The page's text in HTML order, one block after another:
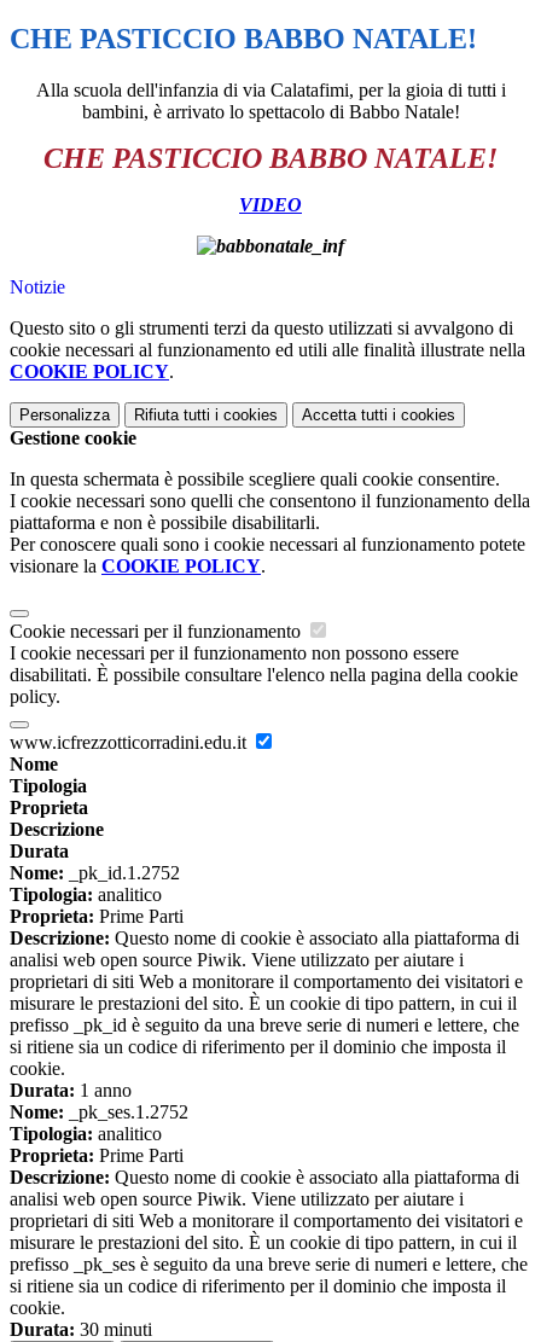
CHE PASTICCIO BABBO NATALE!
Alla scuola dell'infanzia di via Calatafimi, per la gioia di tutti i
bambini, è arrivato lo spettacolo di Babbo Natale!
CHE PASTICCIO BABBO NATALE!
VIDEO
Notizie
Questo sito o gli strumenti terzi da questo utilizzati si avvalgono di
cookie necessari al funzionamento ed utili alle finalità illustrate nella
COOKIE POLICY.
Personalizza Rifiuta tutti i cookies Accetta tutti i cookies
Gestione cookie
In questa schermata è possibile scegliere quali cookie consentire.
I cookie necessari sono quelli che consentono il funzionamento della
piattaforma e non è possibile disabilitarli.
Per conoscere quali sono i cookie necessari al funzionamento potete
visionare la COOKIE POLICY.
Cookie necessari per il funzionamento
I cookie necessari per il funzionamento non possono essere
disabilitati. È possibile consultare l'elenco nella pagina della cookie
policy.
www.icfrezzotticorradini.edu.it
Nome
Tipologia
Proprieta
Descrizione
Durata
Nome: _pk_id.1.2752
Tipologia: analitico
Proprieta: Prime Parti
Descrizione: Questo nome di cookie è associato alla piattaforma di
analisi web open source Piwik. Viene utilizzato per aiutare i
proprietari di siti Web a monitorare il comportamento dei visitatori e
misurare le prestazioni del sito. È un cookie di tipo pattern, in cui il
prefisso _pk_id è seguito da una breve serie di numeri e lettere, che
si ritiene sia un codice di riferimento per il dominio che imposta il
cookie.
Durata: 1 anno
Nome: _pk_ses.1.2752
Tipologia: analitico
Proprieta: Prime Parti
Descrizione: Questo nome di cookie è associato alla piattaforma di
analisi web open source Piwik. Viene utilizzato per aiutare i
proprietari di siti Web a monitorare il comportamento dei visitatori e
misurare le prestazioni del sito. È un cookie di tipo pattern, in cui il
prefisso _pk_ses è seguito da una breve serie di numeri e lettere, che
si ritiene sia un codice di riferimento per il dominio che imposta il
cookie.
Durata: 30 minuti